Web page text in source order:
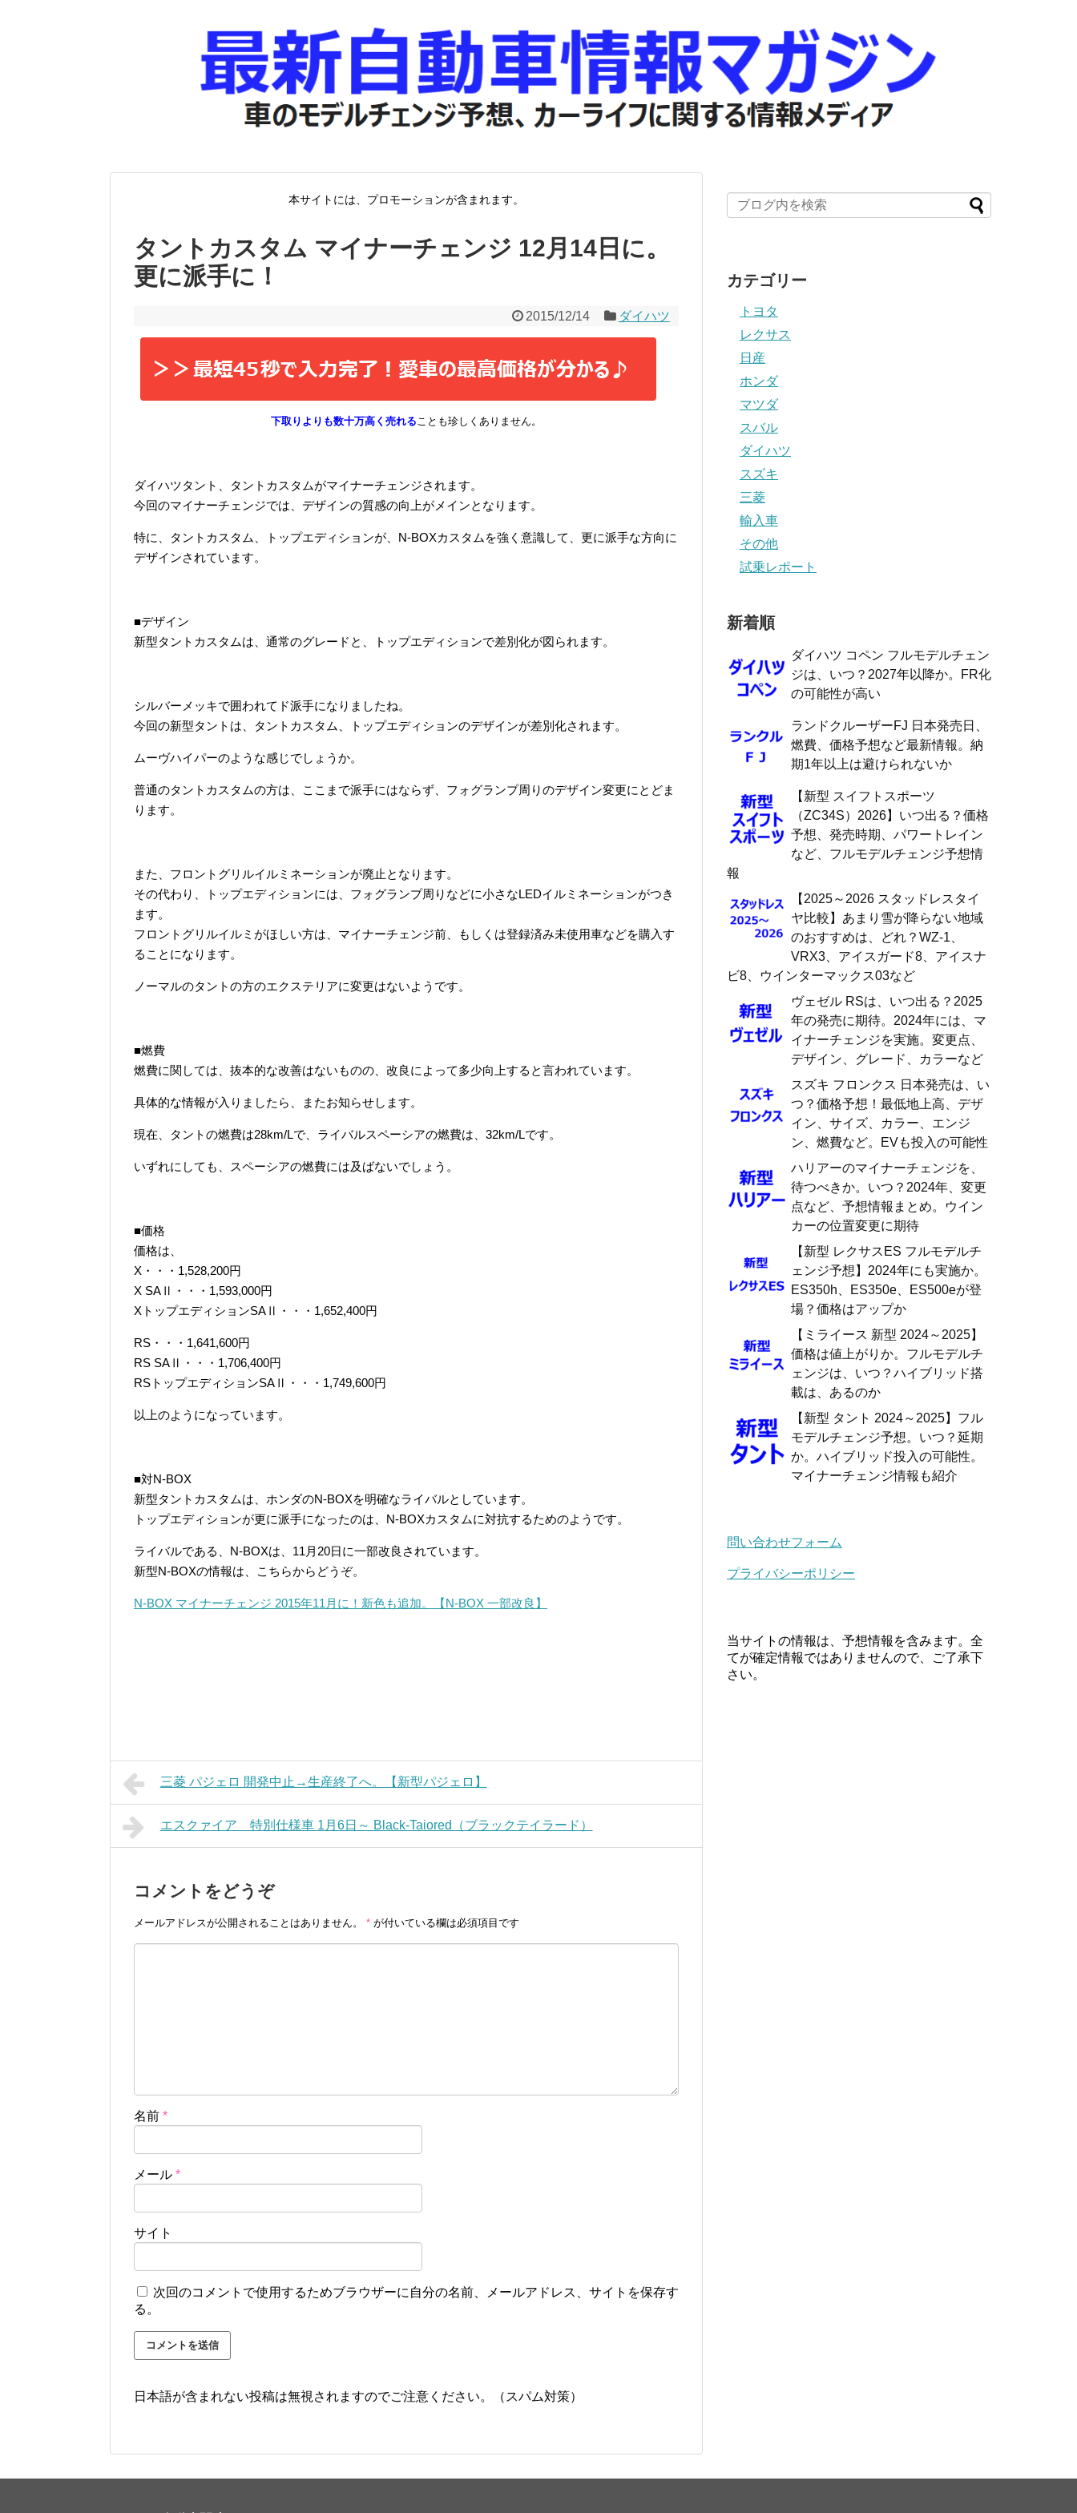
本サイトには、プロモーションが含まれます。
タントカスタム マイナーチェンジ 12月14日に。
更に派手に！
2015/12/14 ダイハツ
下取りよりも数十万高く売れることも珍しくありません。
ダイハツタント、タントカスタムがマイナーチェンジされます。
今回のマイナーチェンジでは、デザインの質感の向上がメインとなります。
特に、タントカスタム、トップエディションが、N-BOXカスタムを強く意識して、更に派手な方向に
デザインされています。
■デザイン
新型タントカスタムは、通常のグレードと、トップエディションで差別化が図られます。
シルバーメッキで囲われてド派手になりましたね。
今回の新型タントは、タントカスタム、トップエディションのデザインが差別化されます。
ムーヴハイパーのような感じでしょうか。
普通のタントカスタムの方は、ここまで派手にはならず、フォグランプ周りのデザイン変更にとどま
ります。
また、フロントグリルイルミネーションが廃止となります。
その代わり、トップエディションには、フォグランプ周りなどに小さなLEDイルミネーションがつき
ます。
フロントグリルイルミがほしい方は、マイナーチェンジ前、もしくは登録済み未使用車などを購入す
ることになります。
ノーマルのタントの方のエクステリアに変更はないようです。
■燃費
燃費に関しては、抜本的な改善はないものの、改良によって多少向上すると言われています。
具体的な情報が入りましたら、またお知らせします。
現在、タントの燃費は28km/Lで、ライバルスペーシアの燃費は、32km/Lです。
いずれにしても、スペーシアの燃費には及ばないでしょう。
■価格
価格は、
X・・・1,528,200円
X SAⅡ・・・1,593,000円
XトップエディションSAⅡ・・・1,652,400円
RS・・・1,641,600円
RS SAⅡ・・・1,706,400円
RSトップエディションSAⅡ・・・1,749,600円
以上のようになっています。
■対N-BOX
新型タントカスタムは、ホンダのN-BOXを明確なライバルとしています。
トップエディションが更に派手になったのは、N-BOXカスタムに対抗するためのようです。
ライバルである、N-BOXは、11月20日に一部改良されています。
新型N-BOXの情報は、こちらからどうぞ。
N-BOX マイナーチェンジ 2015年11月に！新色も追加。【N-BOX 一部改良】
三菱 パジェロ 開発中止→生産終了へ。【新型パジェロ】
エスクァイア 特別仕様車 1月6日～ Black-Taiored（ブラックテイラード）
コメントをどうぞ
メールアドレスが公開されることはありません。 * が付いている欄は必須項目です
名前 *
メール *
サイト
次回のコメントで使用するためブラウザーに自分の名前、メールアドレス、サイトを保存す
る。
日本語が含まれない投稿は無視されますのでご注意ください。（スパム対策）
カテゴリー
トヨタ
レクサス
日産
ホンダ
マツダ
スバル
ダイハツ
スズキ
三菱
輸入車
その他
試乗レポート
新着順
ダイハツ コペン フルモデルチェン
ジは、いつ？2027年以降か。FR化
の可能性が高い
ランドクルーザーFJ 日本発売日、
燃費、価格予想など最新情報。納
期1年以上は避けられないか
【新型 スイフトスポーツ
（ZC34S）2026】いつ出る？価格
予想、発売時期、パワートレイン
など、フルモデルチェンジ予想情
報
【2025～2026 スタッドレスタイ
ヤ比較】あまり雪が降らない地域
のおすすめは、どれ？WZ-1、
VRX3、アイスガード8、アイスナ
ビ8、ウインターマックス03など
ヴェゼル RSは、いつ出る？2025
年の発売に期待。2024年には、マ
イナーチェンジを実施。変更点、
デザイン、グレード、カラーなど
スズキ フロンクス 日本発売は、い
つ？価格予想！最低地上高、デザ
イン、サイズ、カラー、エンジ
ン、燃費など。EVも投入の可能性
ハリアーのマイナーチェンジを、
待つべきか。いつ？2024年、変更
点など、予想情報まとめ。ウイン
カーの位置変更に期待
【新型 レクサスES フルモデルチ
ェンジ予想】2024年にも実施か。
ES350h、ES350e、ES500eが登
場？価格はアップか
【ミライース 新型 2024～2025】
価格は値上がりか。フルモデルチ
ェンジは、いつ？ハイブリッド搭
載は、あるのか
【新型 タント 2024～2025】フル
モデルチェンジ予想。いつ？延期
か。ハイブリッド投入の可能性。
マイナーチェンジ情報も紹介
問い合わせフォーム
プライバシーポリシー
当サイトの情報は、予想情報を含みます。全
てが確定情報ではありませんので、ご了承下
さい。